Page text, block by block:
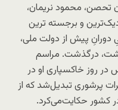
پس از پایان تحصن، محمود نریمان،
و برجسته ترین
دورانِ پیش از دولت ملی،
درگذشت. مراسم
روز خاکسپاری او در
پرشوری تبدیل‌شد که از
کشور حکایت‌می‌کرد.